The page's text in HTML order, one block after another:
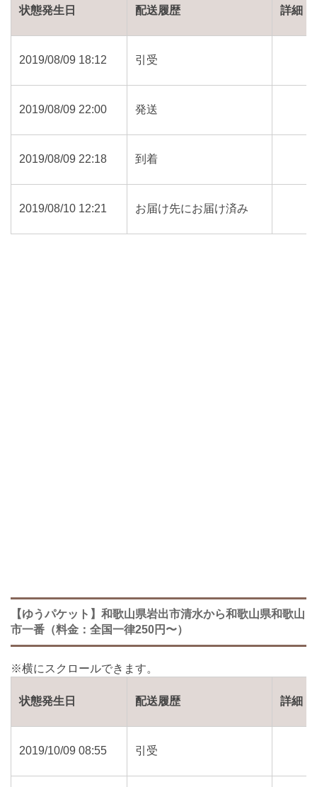
状態発生日 配送履歴 詳細
2019/08/09 18:12 引受
2019/08/09 22:00 発送
2019/08/09 22:18 到着
2019/08/10 12:21 お届け先にお届け済み
【ゆうパケット】和歌山県岩出市清水から和歌山県和歌山
市一番（料金：全国一律250円〜）
状態発生日 配送履歴 詳細
2019/10/09 08:55 引受